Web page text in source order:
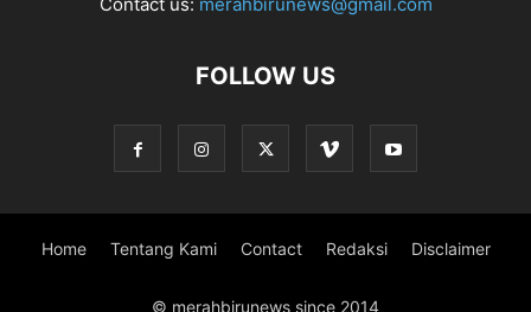
FOLLOW US
Home Tentang Kami Contact Redaksi Disclaimer
© merahbirunews since 2014